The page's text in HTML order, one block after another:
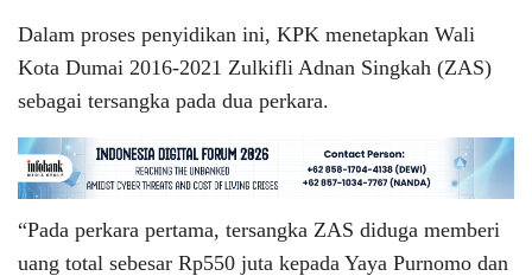
Dalam proses penyidikan ini, KPK menetapkan Wali
Kota Dumai 2016-2021 Zulkifli Adnan Singkah (ZAS)
sebagai tersangka pada dua perkara.
“Pada perkara pertama, tersangka ZAS diduga memberi
uang total sebesar Rp550 juta kepada Yaya Purnomo dan